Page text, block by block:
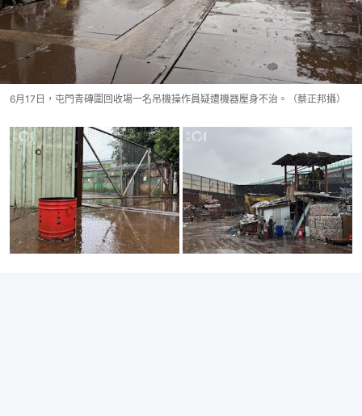
6月17日，屯門青磚圍回收場一名吊機操作員疑遭機器壓身不治。（蔡正邦攝）